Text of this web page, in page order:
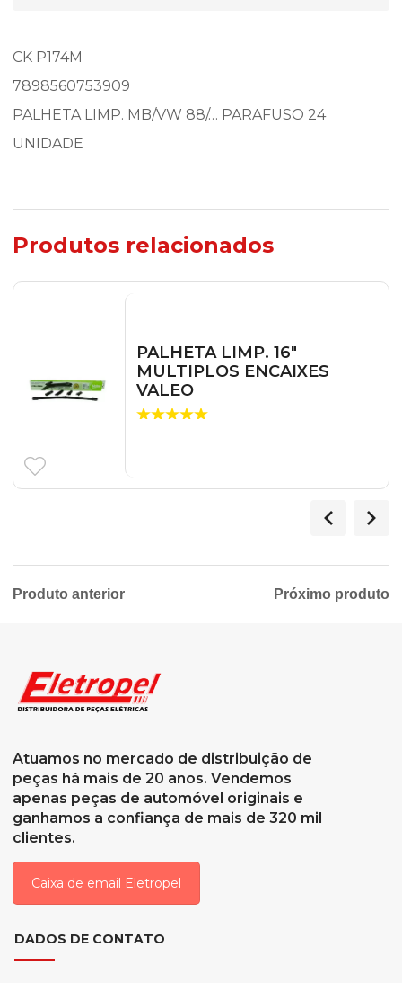
CK P174M
7898560753909
PALHETA LIMP. MB/VW 88/… PARAFUSO 24
UNIDADE
Produtos relacionados
PALHETA LIMP. 16″
MULTIPLOS ENCAIXES
VALEO
Produto anterior Próximo produto
Atuamos no mercado de distribuição de
peças há mais de 20 anos. Vendemos
apenas peças de automóvel originais e
ganhamos a confiança de mais de 320 mil
clientes.
Caixa de email Eletropel
DADOS DE CONTATO